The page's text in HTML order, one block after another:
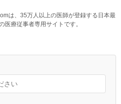
は、35万人以上の医師が登録する日本最
医療従事者専用サイトです。